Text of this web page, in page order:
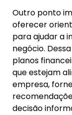
Outro ponto
oferecer
para ajudar a
negócio.
planos
que estejam
empresa,
decisão